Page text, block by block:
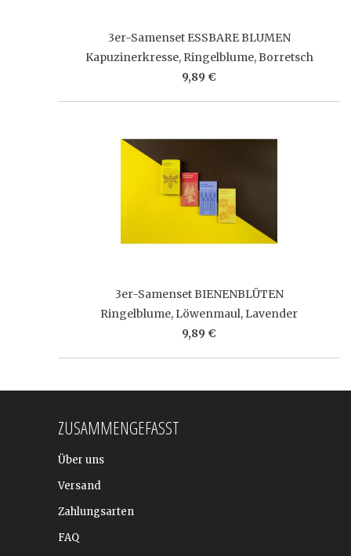
3er-Samenset ESSBARE BLUMEN
Kapuzinerkresse, Ringelblume, Borretsch
9,89 €
3er-Samenset BIENENBLÜTEN
Ringelblume, Löwenmaul, Lavender
9,89 €
ZUSAMMENGEFASST
Über uns
Versand
Zahlungsarten
FAQ